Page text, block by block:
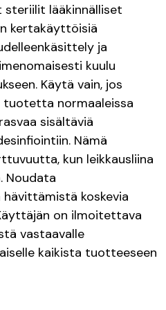
steriilit lääkinnälliset
kertakäyttöisiä
ja
kuulu
Käytä vain, jos
tuotetta normaaleissa
sisältäviä
Nämä
kun leikkausliina
Noudata
koskevia
on ilmoitettava
vastaavalle
kaikista tuotteeseen